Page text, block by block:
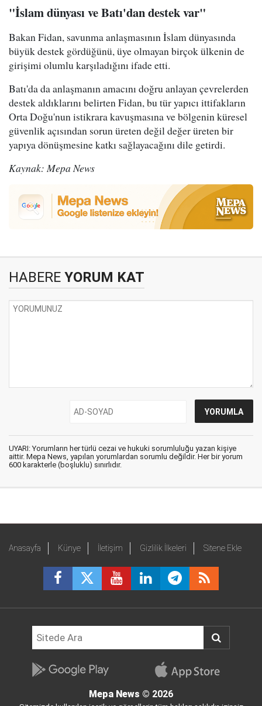
"İslam dünyası ve Batı'dan destek var"
Bakan Fidan, savunma anlaşmasının İslam dünyasında
büyük destek gördüğünü, üye olmayan birçok ülkenin de
girişimi olumlu karşıladığını ifade etti.
Batı'da da anlaşmanın amacını doğru anlayan çevrelerden
destek aldıklarını belirten Fidan, bu tür yapıcı ittifakların
Orta Doğu'nun istikrara kavuşmasına ve bölgenin küresel
güvenlik açısından sorun üreten değil değer üreten bir
yapıya dönüşmesine katkı sağlayacağını dile getirdi.
Kaynak: Mepa News
HABERE YORUM KAT
UYARI: Yorumların her türlü cezai ve hukuki sorumluluğu yazan kişiye
aittir. Mepa News, yapılan yorumlardan sorumlu değildir. Her bir yorum
600 karakterle (boşluklu) sınırlıdır.
Anasayfa Künye İletişim Gizlilik İlkeleri Sitene Ekle
Mepa News © 2026